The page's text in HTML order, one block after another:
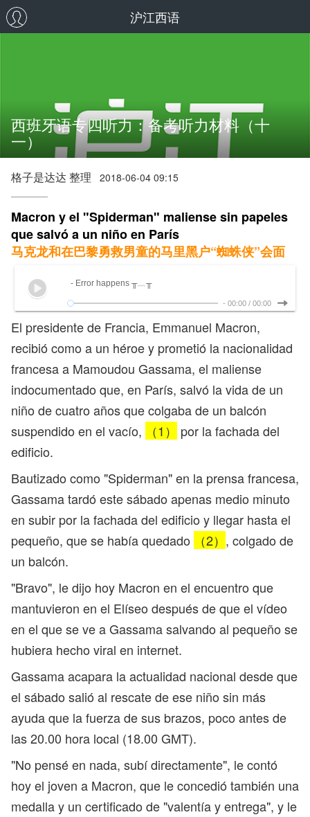
沪江西语
西班牙语专四听力：备考听力材料（十
一）
格子是达达 整理 2018-06-04 09:15
Macron y el "Spiderman" maliense sin papeles
que salvó a un niño en París
马克龙和在巴黎勇救男童的马里黑户“蜘蛛侠”会面
- Error happens ╥﹏╥
- 00:00 / 00:00
El presidente de Francia, Emmanuel Macron,
recibió como a un héroe y prometió la nacionalidad
francesa a Mamoudou Gassama, el maliense
indocumentado que, en París, salvó la vida de un
niño de cuatro años que colgaba de un balcón
suspendido en el vacío,
（1）
por la fachada del
edificio.
Bautizado como "Spiderman" en la prensa francesa,
Gassama tardó este sábado apenas medio minuto
en subir por la fachada del edificio y llegar hasta el
pequeño, que se había quedado
（2） , colgado de
un balcón.
"Bravo", le dijo hoy Macron en el encuentro que
mantuvieron en el Elíseo después de que el vídeo
en el que se ve a Gassama salvando al pequeño se
hubiera hecho viral en internet.
Gassama acapara la actualidad nacional desde que
el sábado salió al rescate de ese niño sin más
ayuda que la fuerza de sus brazos, poco antes de
las 20.00 hora local (18.00 GMT).
"No pensé en nada, subí directamente", le contó
hoy el joven a Macron, que le concedió también una
medalla y un certificado de "valentía y entrega", y le